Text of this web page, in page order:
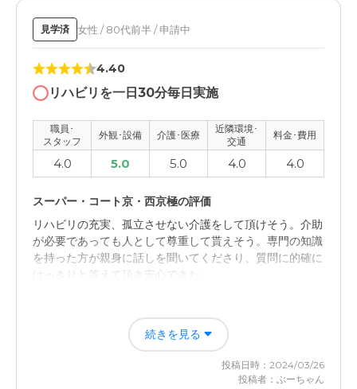
職員・スタッフ・他入居者の雰囲気について
皆さん元気にあいさつしてくださいました。あと対応も丁
寧にしていただきありがとうございます。
外観・内装・居室・設備について
見た目から綺麗な部屋できちんと掃除されてました。フロ
アにもゴミとかあまり見当たりませんでした。
介護医療サービスについて
少しの怪我でも病院に連れてくださることもありました。
色々見ていただきましたので。
くに駐車場もありましたから。
やっていただいていることだけで十分満足してました。年
見学済 女性 / 80代前半 / 申請中
4.40
リハビリを一日30分毎日実施
職員･
スタッフ
外観･設備 介護･医療
近隣環境･
交通
料金･費用
4.0 5.0 5.0 4.0 4.0
スーパー・コート京・西京極の評価
リハビリの充実、孤立させない介護をして頂けそう。介助
が必要であっても人として尊重して貰えそう。専門の知識
を持った方が親身に話しを聞いてくださり、質問に的確に
はっきりと答えて頂き安心できた。
スタッフの皆さんも笑顔で挨拶してくださり、施設と言う
よりホテルに近い感じの接客を感じた。施設見学中に看護
師がたん吸引されていたが、優しく声かけされていて安心
感があった。それぞれの持ち場で皆さん笑顔で対応されて
続きを見る
投稿日時：2024/03/26
投稿者：ぶーちゃん